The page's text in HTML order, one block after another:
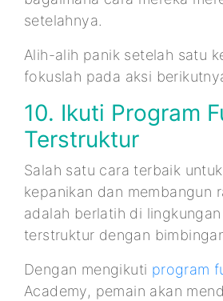
setelahnya.
Alih-alih panik setelah satu
fokuslah pada aksi
10. Ikuti Program
Terstruktur
Salah satu cara terbaik
kepanikan dan membangun
adalah berlatih di
terstruktur dengan
Dengan mengikuti program
Academy, pemain akan